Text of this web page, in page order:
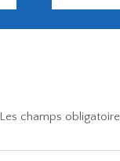
Les champs